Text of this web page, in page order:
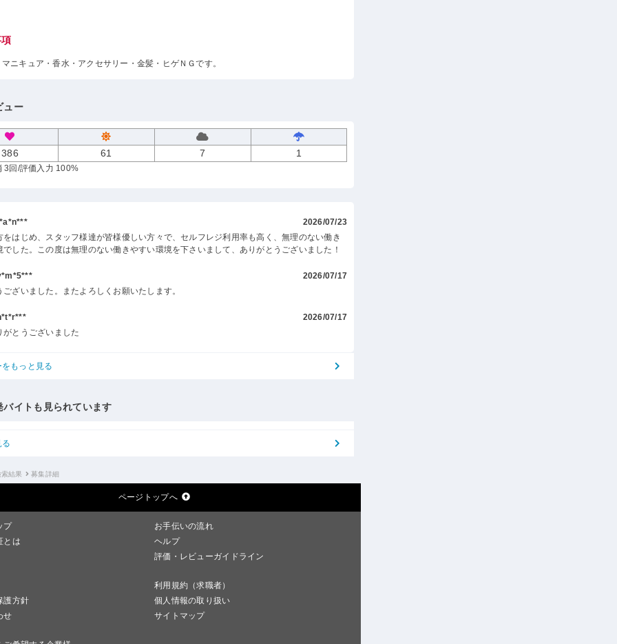
ニキュア・香水・アクセサリー・金髪・ヒゲＮＧです。
ュー
386 61 7 1
3回 /評価入力 100%
2026/07/23
をはじめ、スタッフ様達が皆様優しい方々で、セルフレジ利用率も高く、無理のない働き
でした。この度は無理のない働きやすい環境を下さいまして、ありがとうございました！
2026/07/17
ございました。またよろしくお願いたします。
2026/07/17
がとうございました
もっと見る
バイトも見られています
索結果 募集詳細
ページトップへ
プ
お手伝いの流れ
とは
ヘルプ
評価・レビューガイドライン
利用規約（求職者）
護方針
個人情報の取り扱い
せ
サイトマップ